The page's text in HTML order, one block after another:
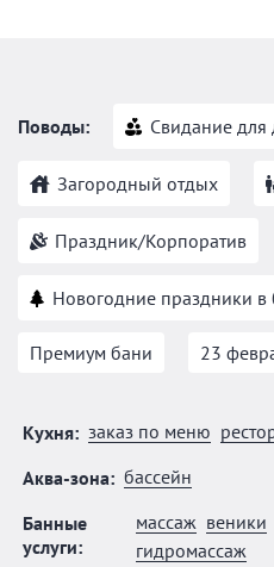
Поводы: Свидание для
Загородный отдых
Праздник/Корпоратив
Новогодние праздники в
Премиум бани 23
Кухня: заказ по меню
Аква-зона: бассейн
Банные
услуги:
массаж веники
гидромассаж